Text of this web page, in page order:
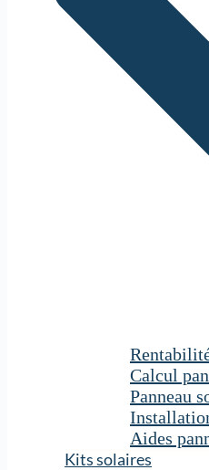
Calcul
Panneau
Aides
Kits solaires